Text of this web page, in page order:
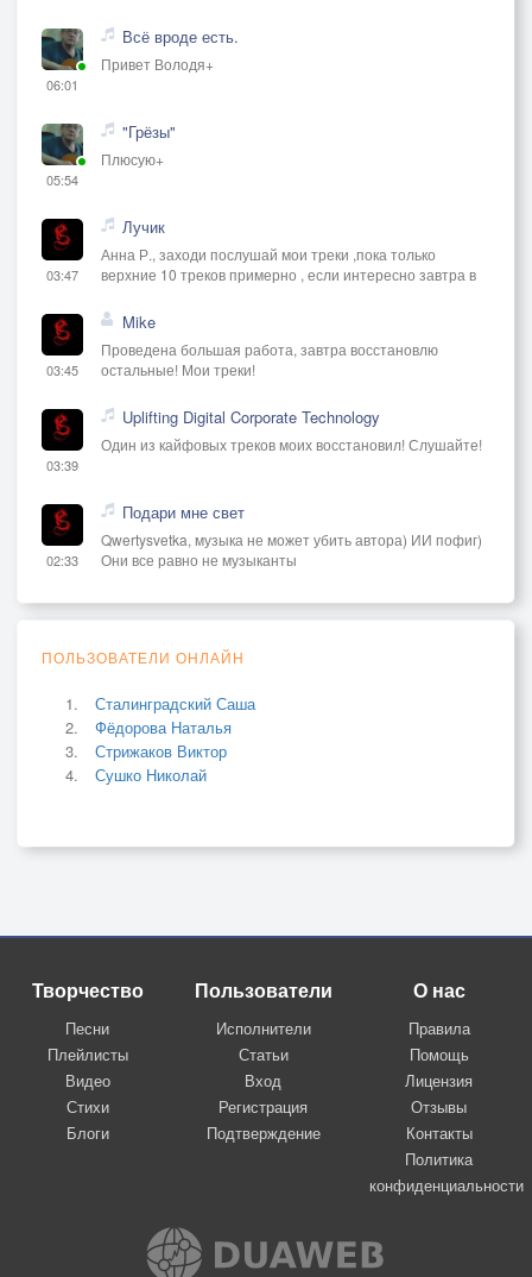
06:01
Всё вроде есть.
Привет Володя+
05:54
"Грёзы"
Плюсую+
03:47
Лучик
Анна Р., заходи послушай мои треки ,пока только
верхние 10 треков примерно , если интересно завтра в
03:45
Mike
Проведена большая работа, завтра восстановлю
остальные! Мои треки!
03:39
Uplifting Digital Corporate Technology
Один из кайфовых треков моих восстановил! Слушайте!
02:33
Подари мне свет
Qwertysvetka, музыка не может убить автора) ИИ пофиг)
Они все равно не музыканты
ПОЛЬЗОВАТЕЛИ ОНЛАЙН
Сталинградский Саша
Фёдорова Наталья
Стрижаков Виктор
Сушко Николай
Творчество
Песни
Плейлисты
Видео
Стихи
Блоги
Пользователи
Исполнители
Статьи
Вход
Регистрация
Подтверждение
О нас
Правила
Помощь
Лицензия
Отзывы
Контакты
Политика
конфиденциальности